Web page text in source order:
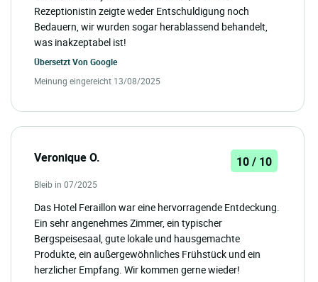
Rezeptionistin zeigte weder Entschuldigung noch
Bedauern, wir wurden sogar herablassend behandelt,
was inakzeptabel ist!
Übersetzt Von Google
Meinung eingereicht 13/08/2025
Veronique O. 10 / 10
Bleib in 07/2025
Das Hotel Feraillon war eine hervorragende Entdeckung.
Ein sehr angenehmes Zimmer, ein typischer
Bergspeisesaal, gute lokale und hausgemachte
Produkte, ein außergewöhnliches Frühstück und ein
herzlicher Empfang. Wir kommen gerne wieder!